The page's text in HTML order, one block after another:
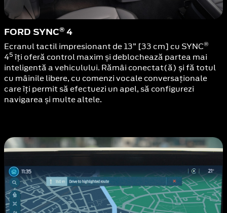
FORD SYNC® 4
Ecranul tactil impresionant de 13” [33 cm] cu SYNC®
45 îți oferă control maxim și deblochează partea mai
inteligentă a vehiculului. Rămâi conectat(ă) și fă totul
cu mâinile libere, cu comenzi vocale conversaționale
care îți permit să efectuezi un apel, să configurezi
navigarea și multe altele.